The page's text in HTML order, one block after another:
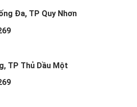
Đa, TP Quy Nhơn
TP Thủ Dầu Một